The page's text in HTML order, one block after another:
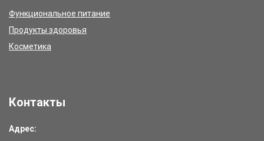
Функциональное питание
Продукты здоровья
Косметика
Контакты
Адрес: